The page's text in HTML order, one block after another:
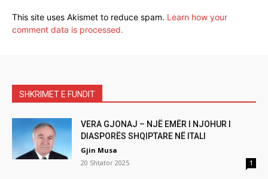
This site uses Akismet to reduce spam. Learn how your
comment data is processed.
SHKRIMET E FUNDIT
VERA GJONAJ – NJË EMËR I NJOHUR I
DIASPORËS SHQIPTARE NË ITALI
Gjin Musa
20 Shtator 2025
1